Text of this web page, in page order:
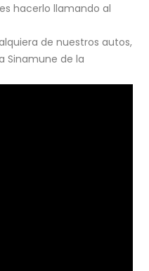
hacerlo llamando al
de nuestros autos,
Sinamune de la